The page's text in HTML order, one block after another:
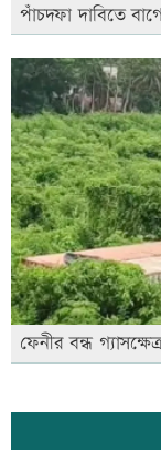
পাঁচদফা দাবিতে
ফেনীর বন্ধ